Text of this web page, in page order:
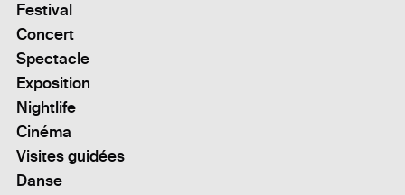
Festival
Concert
Spectacle
Exposition
Nightlife
Cinéma
Visites guidées
Danse